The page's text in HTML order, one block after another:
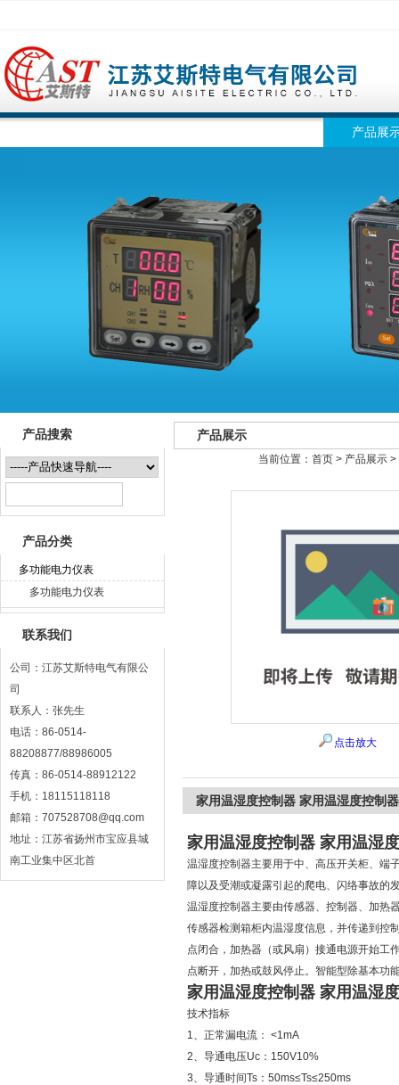
江苏艾斯特电气有限公司
产品展
产品搜索
产品分类
多功能电力仪表
多功能电力仪表
联系我们
公司：江苏艾斯特电气有限公
司
联系人：张先生
电话：86-0514-
88208877/88986005
传真：86-0514-88912122
手机：18115118118
邮箱：707528708@qq.com
地址：江苏省扬州市宝应县城
南工业集中区北首
产品展示
当前位置： 首页 > 产品展示 >
点击放大
家用温湿度控制器 家用温湿度控制
家用温湿度控制器 家用温湿
温湿度控制器主要用于中、高压开关柜、端
障以及受潮或凝露引起的爬电、闪络事故的
温湿度控制器主要由传感器、控制器、加热
传感器检测箱柜内温湿度信息，并传递到控
点闭合，加热器（或风扇）接通电源开始工
点断开，加热或鼓风停止。智能型除基本功
家用温湿度控制器 家用温湿
技术指标
1、正常漏电流： <1mA
2、导通电压Uc：150V10%
3、导通时间Ts：50ms≤Ts≤250ms